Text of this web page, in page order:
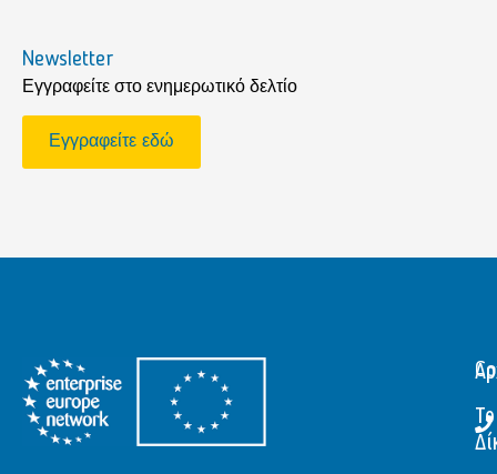
Newsletter
Εγγραφείτε στο ενημερωτικό δελτίο
Εγγραφείτε εδώ
Το